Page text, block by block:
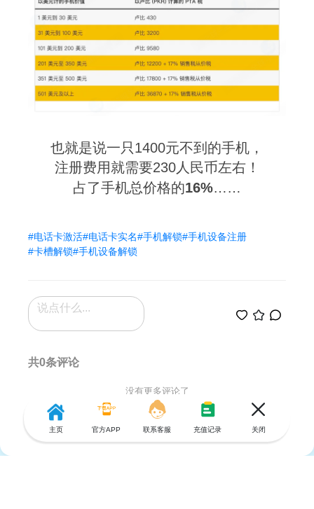
也就是说一只1400元不到的手机，
注册费用就需要230人民币左右！
占了手机总价格的16%……
#电话卡激活#电话卡实名#手机解锁#手机设备注册
#卡槽解锁#手机设备解锁
共0条评论
没有更多评论了
主页 官方APP 联系客服 充值记录 关闭